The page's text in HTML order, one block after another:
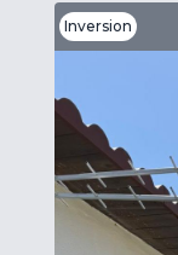
Inversion